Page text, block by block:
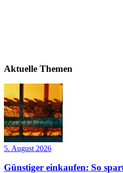
Aktuelle Themen
5. August 2026
Günstiger einkaufen: So